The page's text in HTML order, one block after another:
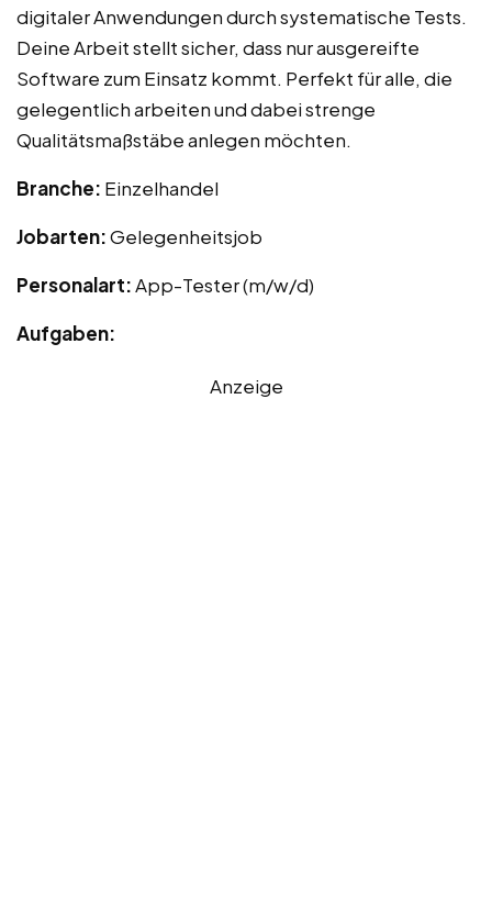
digitaler Anwendungen durch systematische Tests.
Deine Arbeit stellt sicher, dass nur ausgereifte
Software zum Einsatz kommt. Perfekt für alle, die
gelegentlich arbeiten und dabei strenge
Qualitätsmaßstäbe anlegen möchten.
Branche: Einzelhandel
Jobarten:Gelegenheitsjob
Personalart:App-Tester (m/w/d)
Aufgaben:
Anzeige